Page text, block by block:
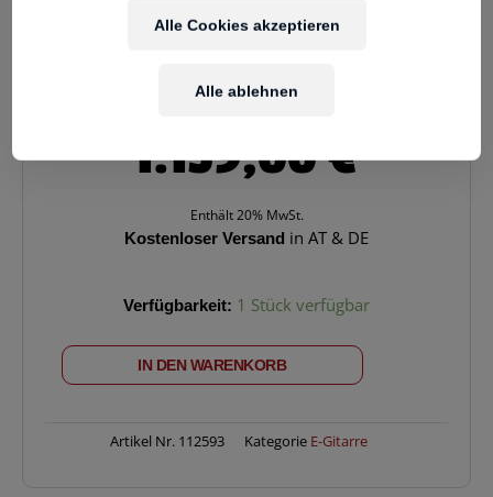
1.159,00€
Enthält 20% MwSt.
Kostenloser Versand in AT & DE
Verfügbarkeit: 1 Stück verfügbar
Hendrix
Stratocaster
Sunburst
IN DEN WARENKORB
Artikel Nr. 112593 Kategorie E-Gitarre
Alle ablehnen
Alle Cookies akzeptieren